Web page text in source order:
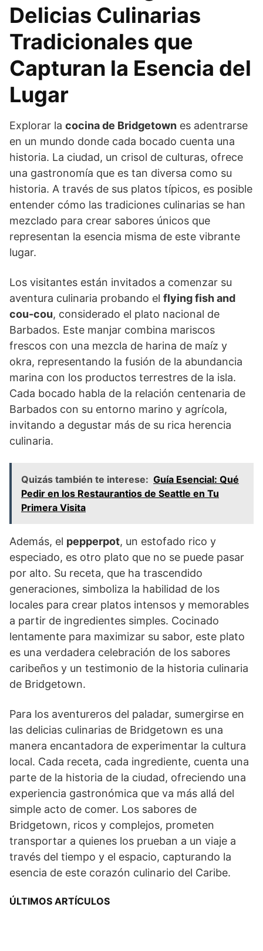
Delicias Culinarias
Tradicionales que
Capturan la Esencia del
Lugar
Explorar la cocina de Bridgetown es adentrarse
en un mundo donde cada bocado cuenta una
historia. La ciudad, un crisol de culturas, ofrece
una gastronomía que es tan diversa como su
historia. A través de sus platos típicos, es posible
entender cómo las tradiciones culinarias se han
mezclado para crear sabores únicos que
representan la esencia misma de este vibrante
lugar.
Los visitantes están invitados a comenzar su
aventura culinaria probando el flying fish and
cou-cou, considerado el plato nacional de
Barbados. Este manjar combina mariscos
frescos con una mezcla de harina de maíz y
okra, representando la fusión de la abundancia
marina con los productos terrestres de la isla.
Cada bocado habla de la relación centenaria de
Barbados con su entorno marino y agrícola,
invitando a degustar más de su rica herencia
culinaria.
Quizás también te interese: Guía Esencial: Qué
Pedir en los Restaurantios de Seattle en Tu
Primera Visita
Además, el pepperpot, un estofado rico y
especiado, es otro plato que no se puede pasar
por alto. Su receta, que ha trascendido
generaciones, simboliza la habilidad de los
locales para crear platos intensos y memorables
a partir de ingredientes simples. Cocinado
lentamente para maximizar su sabor, este plato
es una verdadera celebración de los sabores
caribeños y un testimonio de la historia culinaria
de Bridgetown.
Para los aventureros del paladar, sumergirse en
las delicias culinarias de Bridgetown es una
manera encantadora de experimentar la cultura
local. Cada receta, cada ingrediente, cuenta una
parte de la historia de la ciudad, ofreciendo una
experiencia gastronómica que va más allá del
simple acto de comer. Los sabores de
Bridgetown, ricos y complejos, prometen
transportar a quienes los prueban a un viaje a
través del tiempo y el espacio, capturando la
esencia de este corazón culinario del Caribe.
ÚLTIMOS ARTÍCULOS